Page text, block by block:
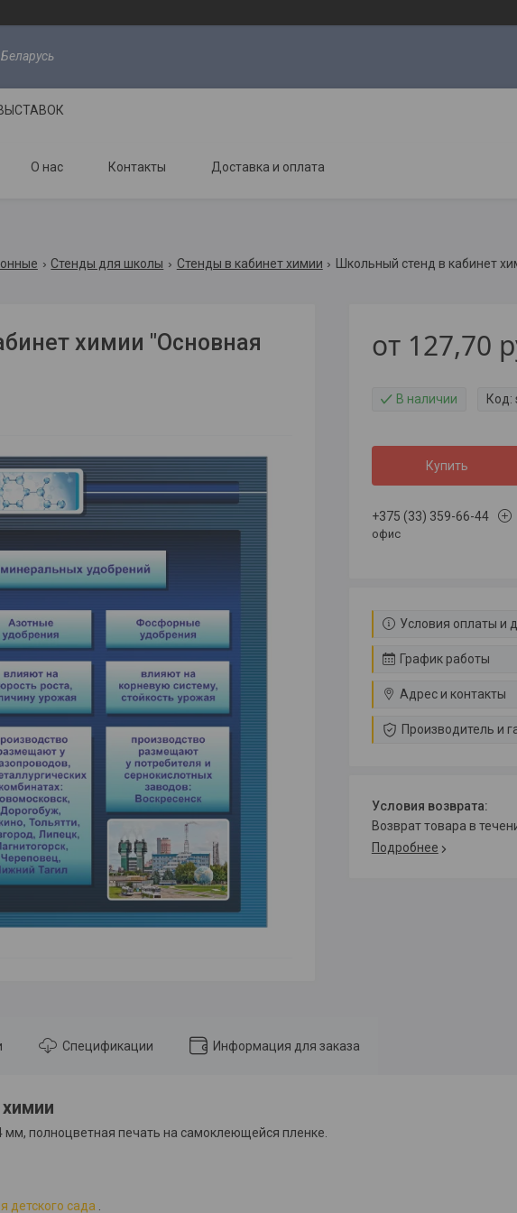
О нас Контакты Доставка и оплата
Стенды для школы Стенды в кабинет химии Школьный стенд в кабинет
химии "Основная
от 127,70
В наличии Код:
Купить
+375 (33) 359-66-44
офис
Условия оплаты и
График работы
Адрес и контакты
Производитель и
возврат товара в
Подробнее
Спецификации Информация для заказа
мм, полноцветная печать на самоклеющейся пленке.
детского сада